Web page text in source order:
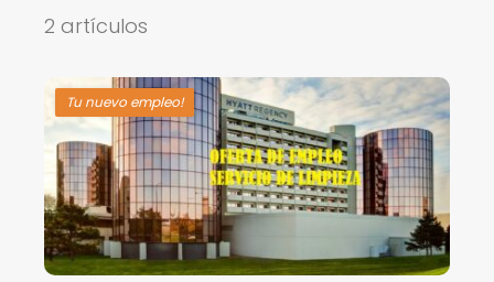
2 artículos
Tu nuevo empleo!